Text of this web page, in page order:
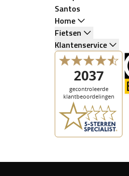
Santos
Home
Fietsen
Klantenservice